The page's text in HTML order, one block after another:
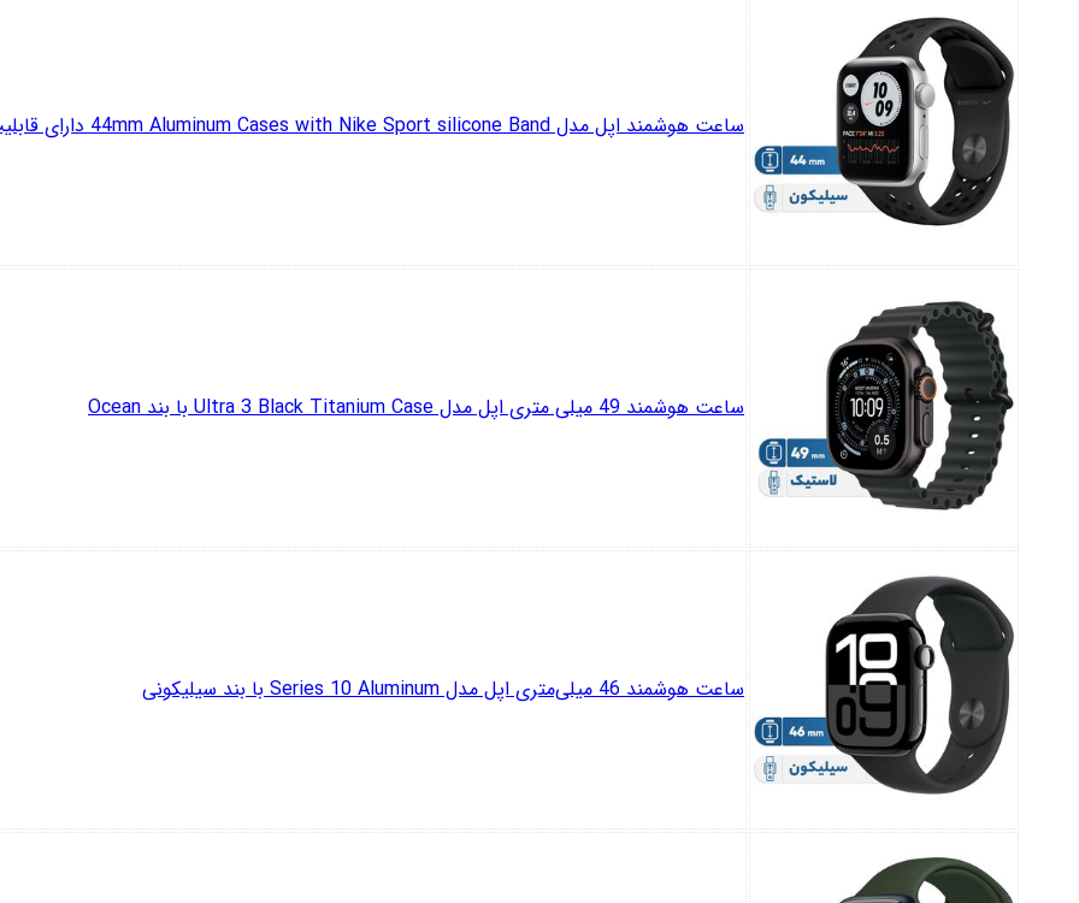
ساعت هوشمند اپل مدل 44mm Aluminum Cases with Nike Sport silicone Band دارای قابلیت های صفحه نمایش لمسی بند سیلیکون
ساعت هوشمند 49 میلی متری اپل مدل Ultra 3 Black Titanium Case با بند Ocean
ساعت هوشمند 46 میلی‌متری اپل مدل Series 10 Aluminum با بند سیلیکونی